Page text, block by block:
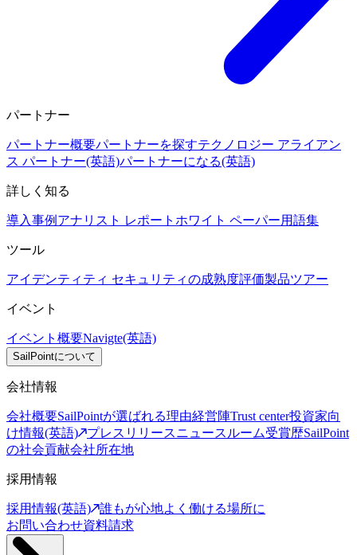
パートナー
パートナー概要パートナーを探すテクノロジー アライアン
ス パートナー(英語)パートナーになる(英語)
詳しく知る
導入事例 アナリスト レポート ホワイト ペーパー用語集
ツール
アイデンティティ セキュリティの成熟度評価製品ツアー
イベント
イベント概要Navigte(英語)
SailPointについて
会社情報
会社概要SailPointが選ばれる理由経営陣Trust center投資家向
け情報(英語)
プレスリリースニュースルーム受賞歴SailPoint
の社会貢献会社所在地
採用情報
採用情報(英語)
誰もが心地よく働ける場所に
お問い合わせ資料請求